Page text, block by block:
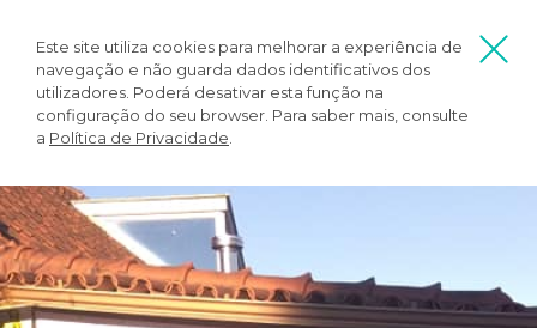
Este site utiliza cookies para melhorar a experiência de
navegação e não guarda dados identificativos dos
utilizadores. Poderá desativar esta função na
configuração do seu browser. Para saber mais, consulte
a Política de Privacidade